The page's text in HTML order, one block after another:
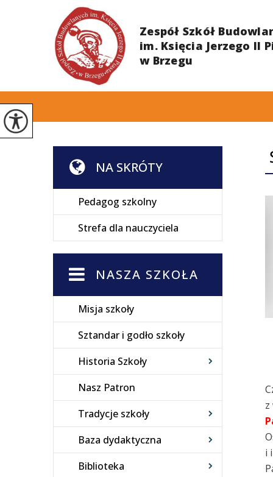
i
NA SKRÓTY
Pedagog szkolny
Strefa dla nauczyciela
NASZA SZKOŁA
Misja szkoły
Sztandar i godło szkoły
Historia Szkoły
Nasz Patron
Tradycje szkoły
Baza dydaktyczna
Biblioteka